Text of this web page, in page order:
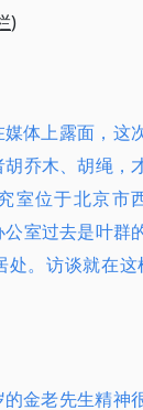
)
体上露面，这
乔木、胡绳，
室位于北京市
室过去是叶群
处。访谈就在这
的金老先生精神